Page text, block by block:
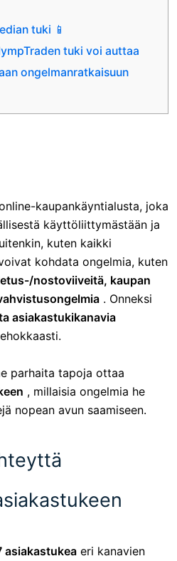
tuki 📱
tuki voi auttaa
ongelmanratkaisuun
kaupankäyntialusta, joka
käyttöliittymästään ja
kuten kaikki
kohdata ongelmia, kuten
nostoviiveitä, kaupan
. Onneksi
asiakastukikanavia
parhaita tapoja ottaa
, millaisia ​​ongelmia he
nopean avun saamiseen.
asiakastukea eri kanavien